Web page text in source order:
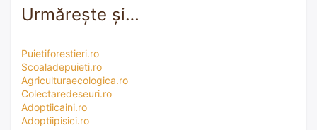
Urmărește și…
Puietiforestieri.ro
Scoaladepuieti.ro
Agriculturaecologica.ro
Colectaredeseuri.ro
Adoptiicaini.ro
Adoptiipisici.ro